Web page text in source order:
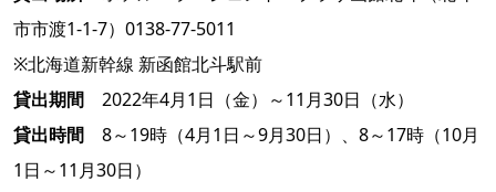
市市渡1-1-7）0138-77-5011
※北海道新幹線 新函館北斗駅前
貸出期間 2022年4月1日（金）～11月30日（水）
貸出時間 8～19時（4月1日～9月30日）、8～17時（10月
1日～11月30日）